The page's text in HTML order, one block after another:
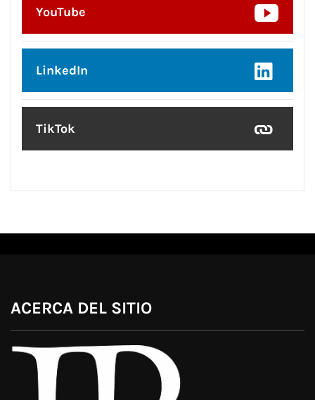
YouTube
LinkedIn
TikTok
ACERCA DEL SITIO